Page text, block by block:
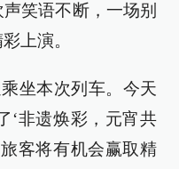
笑语不断，一场别
上演。
坐本次列车。今天
‘非遗焕彩，元宵共
客将有机会赢取精